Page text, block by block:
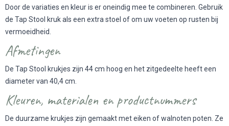
Door de variaties en kleur is er oneindig mee te combineren. Gebruik
de Tap Stool kruk als een extra stoel of om uw voeten op rusten bij
vermoeidheid.
Afmetingen
De Tap Stool krukjes zijn 44 cm hoog en het zitgedeelte heeft een
diameter van 40,4 cm.
Kleuren, materialen en productnummers
De duurzame krukjes zijn gemaakt met eiken of walnoten poten. Ze